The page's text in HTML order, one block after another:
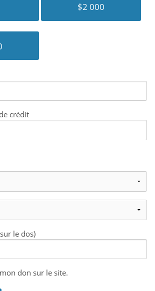
$2 000
crédit
le dos)
don sur le site.